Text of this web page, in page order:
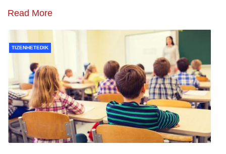
Read More
TIZENHETEDIK